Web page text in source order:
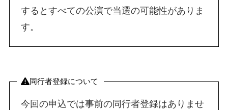
するとすべての公演で当選の可能性がありま
す。
同行者登録について
今回の申込では事前の同行者登録はありませ